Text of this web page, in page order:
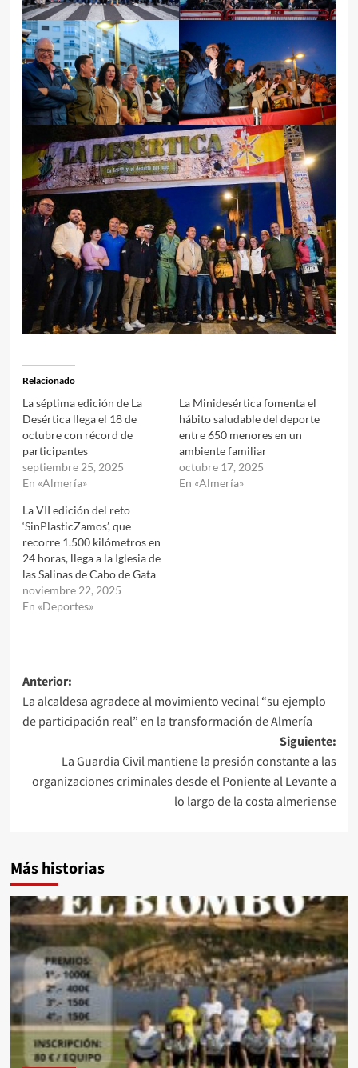
Relacionado
La séptima edición de La
Desértica llega el 18 de
octubre con récord de
participantes
septiembre 25, 2025
En «Almería»
La Minidesértica fomenta el
hábito saludable del deporte
entre 650 menores en un
ambiente familiar
octubre 17, 2025
En «Almería»
La VII edición del reto
‘SinPlasticZamos’, que
recorre 1.500 kilómetros en
24 horas, llega a la Iglesia de
las Salinas de Cabo de Gata
noviembre 22, 2025
En «Deportes»
Navegación
de
entradas
Anterior:
La alcaldesa agradece al movimiento vecinal “su ejemplo
de participación real” en la transformación de Almería
Siguiente:
La Guardia Civil mantiene la presión constante a las
organizaciones criminales desde el Poniente al Levante a
lo largo de la costa almeriense
Más historias